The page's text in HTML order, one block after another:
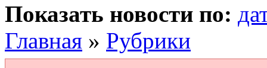
Показать новости по:
Главная » Рубрики